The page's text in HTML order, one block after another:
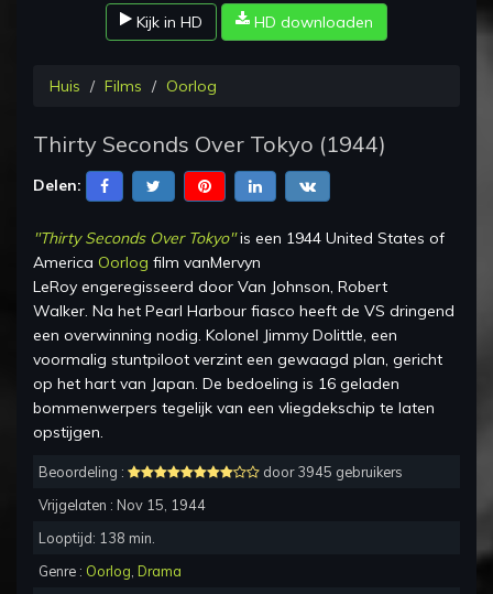
Kijk in HD HD downloaden
Huis Films Oorlog
Thirty Seconds Over Tokyo (1944)
Delen:
"Thirty Seconds Over Tokyo"is een 1944 United States of
America Oorlog film vanMervyn
LeRoy engeregisseerd door Van Johnson, Robert
Walker. Na het Pearl Harbour fiasco heeft de VS dringend
een overwinning nodig. Kolonel Jimmy Dolittle, een
voormalig stuntpiloot verzint een gewaagd plan, gericht
op het hart van Japan. De bedoeling is 16 geladen
bommenwerpers tegelijk van een vliegdekschip te laten
opstijgen.
Beoordeling :
door 3945 gebruikers
Vrijgelaten : Nov 15, 1944
Looptijd: 138 min.
Genre : Oorlog Drama